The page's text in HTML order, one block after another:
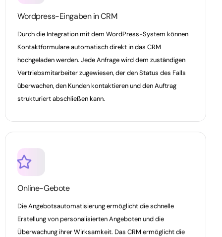
Wordpress-Eingaben in CRM
Durch die Integration mit dem WordPress-System können
Kontaktformulare automatisch direkt in das CRM
hochgeladen werden. Jede Anfrage wird dem zuständigen
Vertriebsmitarbeiter zugewiesen, der den Status des Falls
überwachen, den Kunden kontaktieren und den Auftrag
strukturiert abschließen kann.
Online-Gebote
Die Angebotsautomatisierung ermöglicht die schnelle
Erstellung von personalisierten Angeboten und die
Überwachung ihrer Wirksamkeit. Das CRM ermöglicht die